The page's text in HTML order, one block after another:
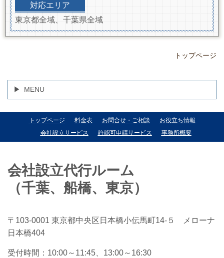
対応エリア
東京都全域、千葉県全域
トップページ
MENU
トップページ 料金表 お問合せ・ご相談
お役立ち情報
会社設立サービス
許認可申請サービス 事務所概要
会社設立代行ルーム
（千葉、船橋、東京）
〒103-0001 東京都中央区日本橋小伝馬町14-５ メローナ
日本橋404
受付時間： 10:00～11:45、13:00～16:30